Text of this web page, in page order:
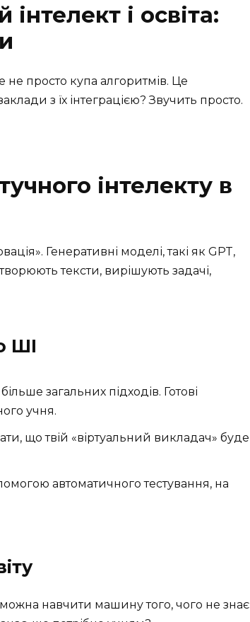
і освіта:
не просто купа алгоритмів. Це
з їх інтеграцією? Звучить просто.
інтелекту в
Генеративні моделі, такі як GPT,
тексти, вирішують задачі,
ШІ
загальних підходів. Готові
учня.
що твій «віртуальний викладач» буде
автоматичного тестування, на
навчити машину того, чого не знає